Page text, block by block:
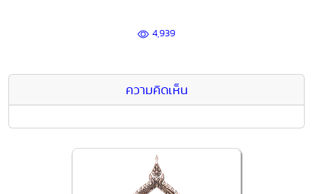
4,939
ความคิดเห็น